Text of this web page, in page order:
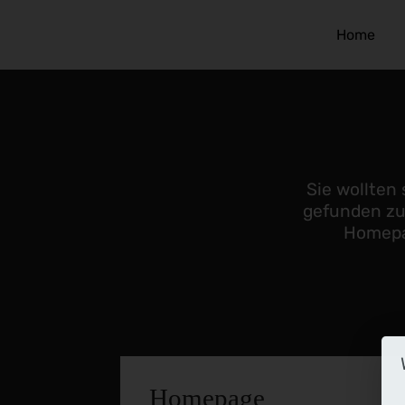
Home
Sie wollten
gefunden
Homepage